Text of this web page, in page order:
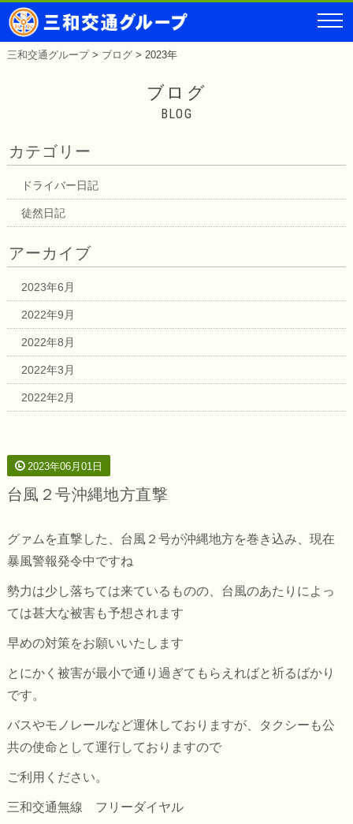
三和交通グループ> ブログ> 2023年
ブログ
BLOG
カテゴリー
ドライバー日記
徒然日記
アーカイブ
2023年6月
2022年9月
2022年8月
2022年3月
2022年2月
2023年06月01日
台風２号沖縄地方直撃
グァムを直撃した、台風２号が沖縄地方を巻き込み、現在
暴風警報発令中ですね
勢力は少し落ちては来ているものの、台風のあたりによっ
ては甚大な被害も予想されます
早めの対策をお願いいたします
とにかく被害が最小で通り過ぎてもらえればと祈るばかり
です。
バスやモノレールなど運休しておりますが、タクシーも公
共の使命として運行しておりますので
ご利用ください。
三和交通無線 フリーダイヤル